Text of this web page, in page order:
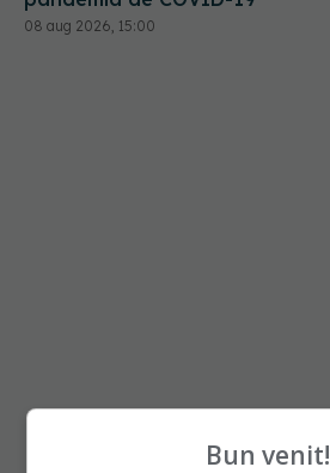
08 aug 2026, 15:00
Bun venit!